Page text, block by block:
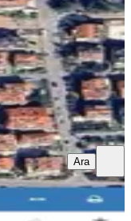
Ara